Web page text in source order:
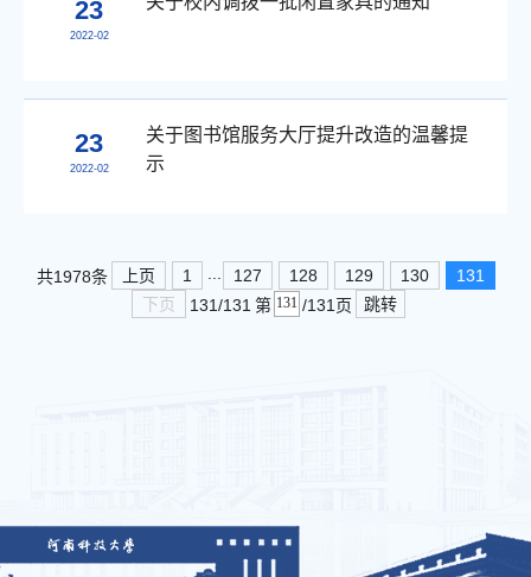
23
2022-02
23
2022-02
关于图书馆服务大厅提升改造的温馨提
示
共1978条 上页 1 ... 127 128 129 130
131
下页
131/131 第 /131页 跳转